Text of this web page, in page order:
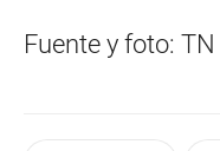
Fuente y foto: TN